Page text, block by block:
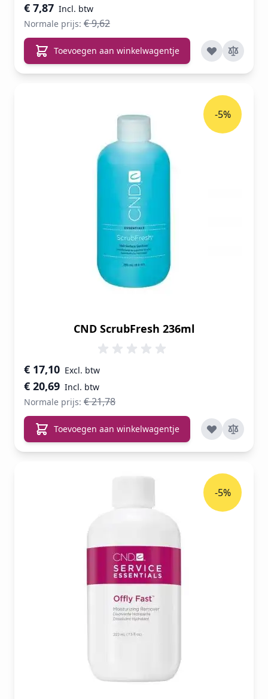
€ 7,87
Normale prijs: € 9,62
Toevoegen aan winkelwagentje
CND ScrubFresh 236ml
Speciale prijs
€ 20,69
€ 17,10
Normale prijs: € 21,78
-5%
Toevoegen aan winkelwagentje
-5%